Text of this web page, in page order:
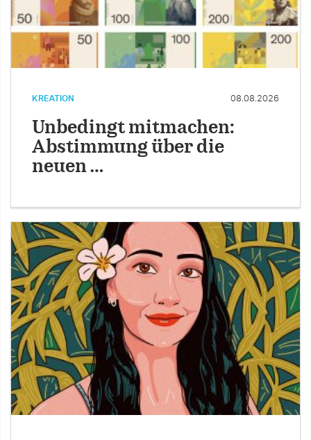
KREATION 08.08.2026
Unbedingt mitmachen:
Abstimmung über die
neuen …